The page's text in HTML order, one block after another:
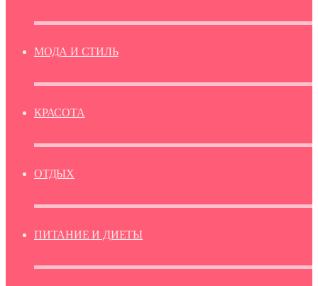
МОДА И СТИЛЬ
КРАСОТА
ОТДЫХ
ПИТАНИЕ И ДИЕТЫ